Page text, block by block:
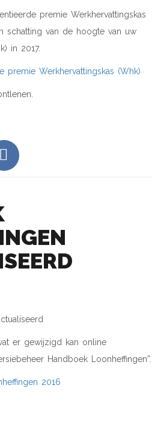
premie Werkhervattingskas
schatting van de hoogte van uw
in 2017.
premie Werkhervattingskas (Whk)
er gewijzigd kan online
Handboek Loonheffingen”.
2016